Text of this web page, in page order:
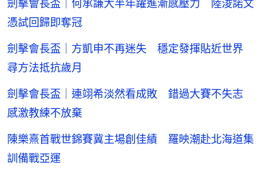
劍擊會長盃｜何承謙大半年躍進漸感壓力 陸浚諾文
憑試回歸即奪冠
劍擊會長盃｜方凱申不再迷失 穩定發揮貼近世界
尋方法抵抗歲月
劍擊會長盃｜連翊希淡然看成敗 錯過大賽不失志
感激教練不放棄
陳樂熹首戰世錦賽冀主場創佳績 羅映潮赴北海道集
訓備戰亞運